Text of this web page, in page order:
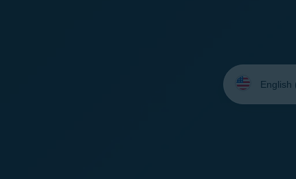
Выберите
язык: